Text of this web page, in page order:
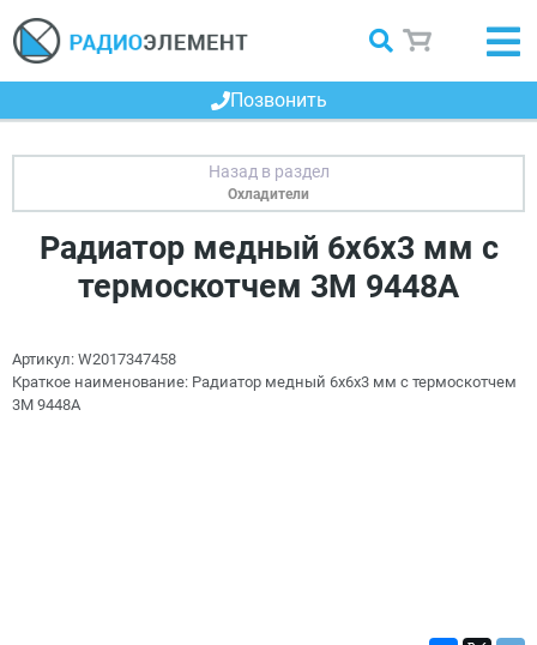
Позвонить
Охладители
Радиатор медный 6х6х3 мм с
термоскотчем 3M 9448A
Артикул: W2017347458
Краткое наименование: Радиатор медный 6х6х3 мм с термоскотчем
3M 9448A